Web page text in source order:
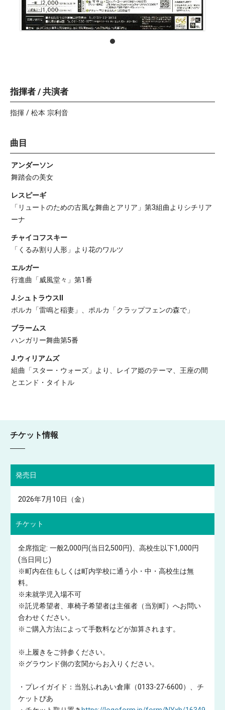
指揮者 / 共演者
指揮 / 松本 宗利音
曲目
アンダーソン
舞踏会の美女
レスピーギ
「リュートのための古風な舞曲とアリア」第3組曲よりシチリア
ーナ
チャイコフスキー
「くるみ割り人形」より花のワルツ
エルガー
行進曲「威風堂々」第1番
J.シュトラウスII
ポルカ「雷鳴と稲妻」、ポルカ「クラップフェンの森で」
ブラームス
ハンガリー舞曲第5番
J.ウィリアムズ
組曲「スター・ウォーズ」より、レイア姫のテーマ、王座の間
とエンド・タイトル
チケット情報
発売日
2026年7月10日（金）
チケット
全席指定: 一般2,000円(当日2,500円)、高校生以下1,000円
(当日同じ)
※町内在住もしくは町内学校に通う小・中・高校生は無
料。
※未就学児入場不可
※託児希望者、車椅子希望者は主催者（当別町）へお問い
合わせください。
※ご購入方法によって手数料などが加算されます。
※上履きをご持参ください。
※グラウンド側の玄関からお入りください。
・プレイガイド：当別ふれあい倉庫（0133-27-6600）、チ
ケットぴあ